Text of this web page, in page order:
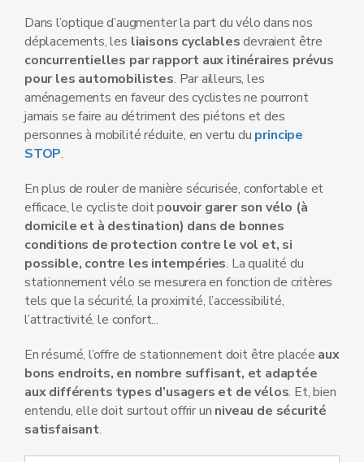
Dans l’optique d’augmenter la part du vélo dans nos
déplacements, les liaisons cyclablesdevraient être
concurrentielles par rapport aux itinéraires prévus
pour les automobilistes. Par ailleurs, les
aménagements en faveur des cyclistes ne pourront
jamais se faire au détriment des piétons et des
personnes à mobilité réduite, en vertu du principe
STOP.
En plus de rouler de manière sécurisée, confortable et
efficace, le cycliste doit pouvoir garer son vélo (à
domicile et à destination) dans de bonnes
conditions de protection contre le vol et, si
possible, contre les intempéries. La qualité du
stationnement vélo se mesurera en fonction de critères
tels que la sécurité, la proximité, l’accessibilité,
l’attractivité, le confort...
En résumé, l’offre de stationnement doit être placée aux
bons endroits, en nombre suffisant, et adaptée
aux différents types d’usagers et de vélos. Et, bien
entendu, elle doit surtout offrir un niveau de sécurité
satisfaisant.